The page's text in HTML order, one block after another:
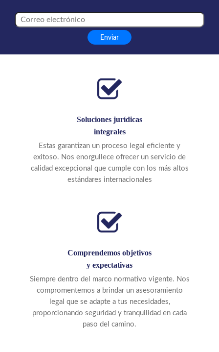
Soluciones jurídicas
integrales
Estas garantizan un proceso legal eficiente y
exitoso. Nos enorgullece ofrecer un servicio de
calidad excepcional que cumple con los más altos
estándares internacionales
Comprendemos objetivos
y expectativas
Siempre dentro del marco normativo vigente. Nos
compromentemos a brindar un asesoramiento
legal que se adapte a tus necesidades,
proporcionando seguridad y tranquilidad en cada
paso del camino.